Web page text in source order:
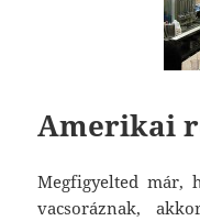
Amerikai
Megfigyelted már,
vacsoráznak,